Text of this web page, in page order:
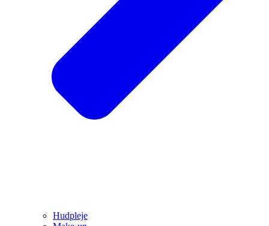
Hudpleje